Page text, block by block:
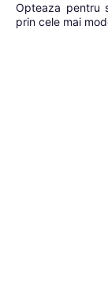
Opteaza pentru
prin cele mai